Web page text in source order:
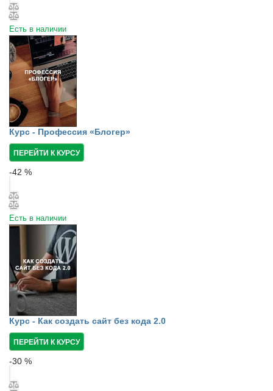
Есть в наличии
Курс - Профессия «Блогер»
ПЕРЕЙТИ К КУРСУ
-42 %
Есть в наличии
Курс - Как создать сайт без кода 2.0
ПЕРЕЙТИ К КУРСУ
-30 %